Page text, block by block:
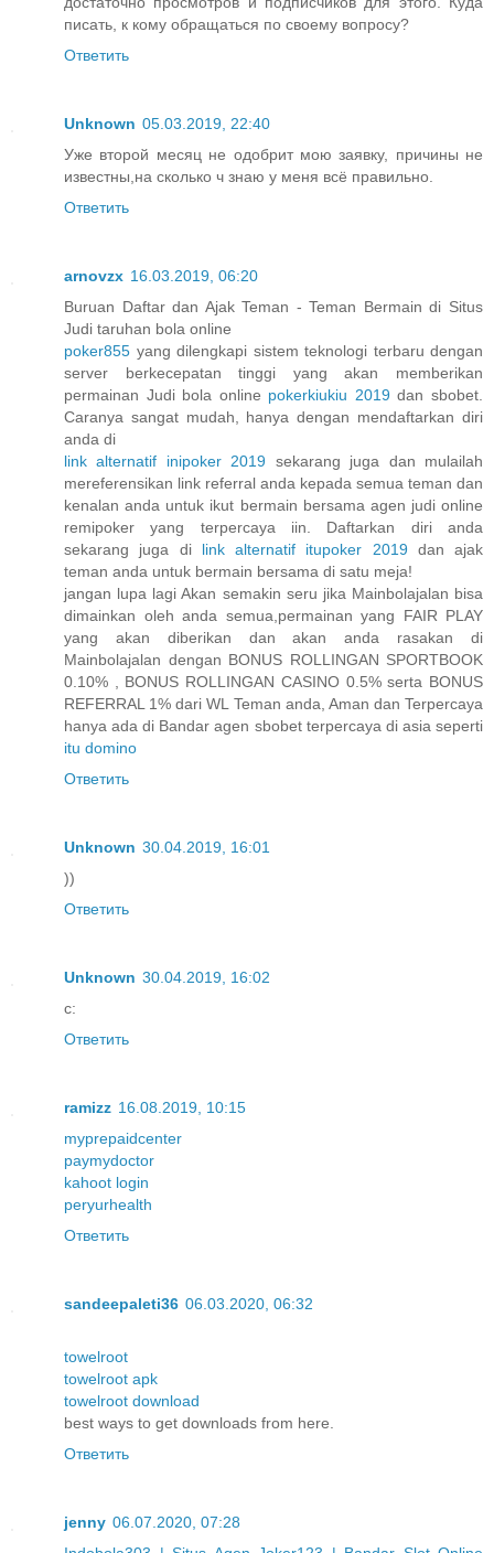
писать, к кому обращаться по своему вопросу?
Ответить
Unknown 05.03.2019, 22:40
Уже второй месяц не одобрит мою заявку, причины не
известны,на сколько ч знаю у меня всё правильно.
Ответить
arnovzx 16.03.2019, 06:20
Buruan Daftar dan Ajak Teman - Teman Bermain di Situs
Judi taruhan bola online
poker855 yang dilengkapi sistem teknologi terbaru dengan
server berkecepatan tinggi yang akan memberikan
permainan Judi bola online pokerkiukiu 2019dan sbobet.
Caranya sangat mudah, hanya dengan mendaftarkan diri
anda di
link alternatif inipoker 2019 sekarang juga dan mulailah
mereferensikan link referral anda kepada semua teman dan
kenalan anda untuk ikut bermain bersama agen judi online
remipoker yang terpercaya iin. Daftarkan diri anda
sekarang juga di link alternatif itupoker 2019dan ajak
teman anda untuk bermain bersama di satu meja!
jangan lupa lagi Akan semakin seru jika Mainbolajalan bisa
dimainkan oleh anda semua,permainan yang FAIR PLAY
yang akan diberikan dan akan anda rasakan di
Mainbolajalan dengan BONUS ROLLINGAN SPORTBOOK
0.10% , BONUS ROLLINGAN CASINO 0.5% serta BONUS
REFERRAL 1% dari WL Teman anda, Aman dan Terpercaya
hanya ada di Bandar agen sbobet terpercaya di asia seperti
itu domino
Ответить
Unknown 30.04.2019, 16:01
))
Ответить
Unknown 30.04.2019, 16:02
с:
Ответить
ramizz 16.08.2019, 10:15
myprepaidcenter
paymydoctor
kahoot login
peryurhealth
Ответить
sandeepaleti36 06.03.2020, 06:32
towelroot
towelroot apk
towelroot download
best ways to get downloads from here.
Ответить
jenny 06.07.2020, 07:28